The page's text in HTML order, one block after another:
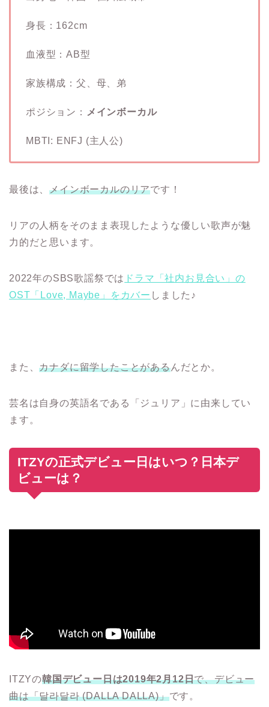
身長：162cm
血液型：AB型
家族構成：父、母、弟
ポジション： メインボーカル
MBTI: ENFJ (主人公)
最後は、メインボーカルのリアです！
リアの人柄をそのまま表現したような優しい歌声が魅
力的だと思います。
2022年のSBS歌謡祭では ドラマ「社内お見合い」の
OST「Love, Maybe」をカバー しました♪
また、カナダに留学したことがあるんだとか。
芸名は自身の英語名である「ジュリア」に由来してい
ます。
ITZYの正式デビュー日はいつ？日本デ
ビューは？
ITZYの韓国デビュー日は2019年2月12日で、デビュー
曲は「달라달라 (DALLA DALLA)」です。